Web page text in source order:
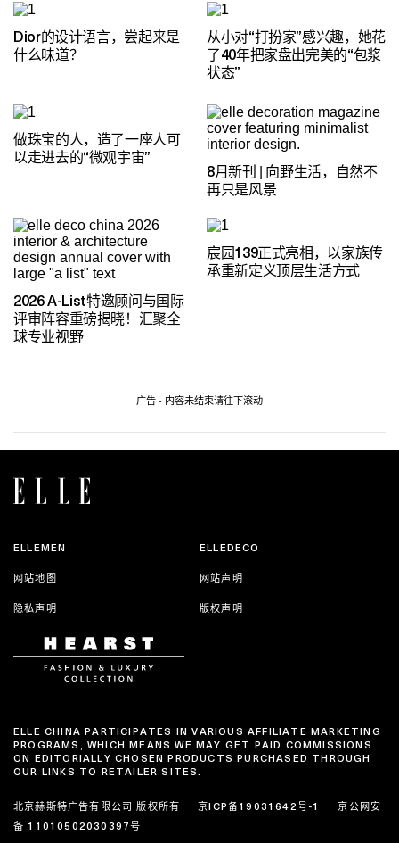
Dior的设计语言，尝起来是
什么味道？
从小对“打扮家”感兴趣，她花
了40年把家盘出完美的“包浆
状态”
做珠宝的人，造了一座人可
以走进去的“微观宇宙”
8月新刊 | 向野生活，自然不
再只是风景
2026 A-List特邀顾问与国际
评审阵容重磅揭晓！汇聚全
球专业视野
宸园139正式亮相，以家族传
承重新定义顶层生活方式
广告 - 内容未结束请往下滚动
ELLEMEN ELLEDECO
网站地图 网站声明
隐私声明 版权声明
ELLE CHINA PARTICIPATES IN VARIOUS AFFILIATE MARKETING
PROGRAMS, WHICH MEANS WE MAY GET PAID COMMISSIONS
ON EDITORIALLY CHOSEN PRODUCTS PURCHASED THROUGH
OUR LINKS TO RETAILER SITES.
北京赫斯特广告有限公司 版权所有 京ICP备19031642号-1
京公网安
备 11010502030397号